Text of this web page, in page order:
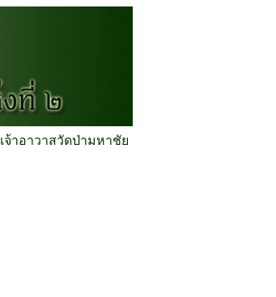
เจ้าอาวาสวัดป่ามหาชัย